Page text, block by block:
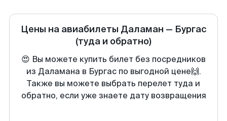
Цены на авиабилеты Даламан — Бургас
(туда и обратно)
😍 Вы можете купить билет без посредников
из Даламана в Бургас по выгодной цене🙌.
Также вы можете выбрать перелет туда и
обратно, если уже знаете дату возвращения